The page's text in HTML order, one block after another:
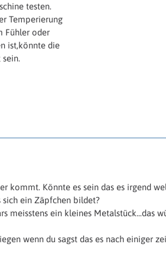
testen.
Temperierung
Fühler oder
ist,könnte die
kommt. Könnte es sein das es irgend
ein Zäpfchen bildet?
meisstens ein kleines Metalstück...das
wenn du sagst das es nach einiger